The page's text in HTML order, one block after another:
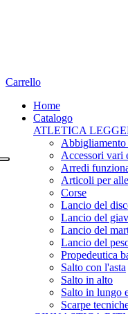
Carrello
Home
Catalogo
ATLETICA
Abbigliamento
Accessori vari
Arredi
Articoli per
Corse
Lancio del
Lancio del
Lancio del
Lancio del
Propedeutica
Salto con l'asta
Salto in alto
Salto in lungo
Scarpe